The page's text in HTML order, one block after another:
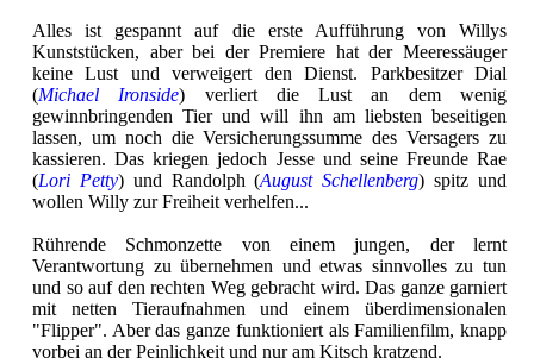
Alles ist gespannt auf die erste Aufführung von Willys
Kunststücken, aber bei der Premiere hat der Meeressäuger
keine Lust und verweigert den Dienst. Parkbesitzer Dial
(Michael Ironside) verliert die Lust an dem wenig
gewinnbringenden Tier und will ihn am liebsten beseitigen
lassen, um noch die Versicherungssumme des Versagers zu
kassieren. Das kriegen jedoch Jesse und seine Freunde Rae
(Lori Petty) und Randolph (August Schellenberg) spitz und
wollen Willy zur Freiheit verhelfen...
Rührende Schmonzette von einem jungen, der lernt
Verantwortung zu übernehmen und etwas sinnvolles zu tun
und so auf den rechten Weg gebracht wird. Das ganze garniert
mit netten Tieraufnahmen und einem überdimensionalen
"Flipper". Aber das ganze funktioniert als Familienfilm, knapp
vorbei an der Peinlichkeit und nur am Kitsch kratzend.